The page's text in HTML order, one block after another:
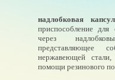
надлобковая
приспособление
через
представляющее
нержавеющей
помощи резинового